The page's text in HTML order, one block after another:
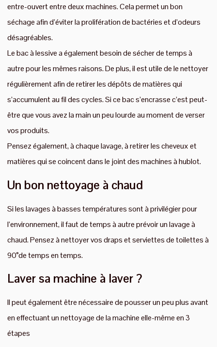
entre-ouvert entre deux machines. Cela permet un bon
séchage afin d’éviter la prolifération de bactéries et d’odeurs
désagréables.
Le bac à lessive a également besoin de sécher de temps à
autre pour les mêmes raisons. De plus, il est utile de le nettoyer
régulièrement afin de retirer les dépôts de matières qui
s’accumulent au fil des cycles. Si ce bac s’encrasse c’est peut-
être que vous avez la main un peu lourde au moment de verser
vos produits.
Pensez également, à chaque lavage, à retirer les cheveux et
matières qui se coincent dans le joint des machines à hublot.
Un bon nettoyage à chaud
Si les lavages à basses températures sont à privilégier pour
l’environnement, il faut de temps à autre prévoir un lavage à
chaud. Pensez à nettoyer vos draps et serviettes de toilettes à
90°de temps en temps.
Laver sa machine à laver ?
Il peut également être nécessaire de pousser un peu plus avant
en effectuant un nettoyage de la machine elle-même en 3
étapes